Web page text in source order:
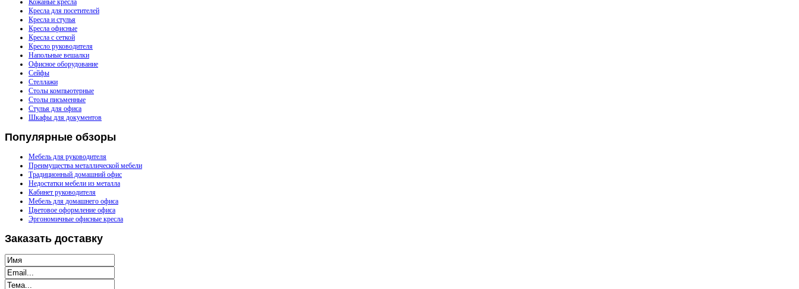
Кожаные кресла
Кресла для посетителей
Кресла и стулья
Кресла офисные
Кресла с сеткой
Кресло руководителя
Напольные вешалки
Офисное оборудование
Сейфы
Стеллажи
Столы компьютерные
Столы письменные
Стулья для офиса
Шкафы для документов
Популярные обзоры
Мебель для руководителя
Преимущества металлической мебели
Традиционный домашний офис
Недостатки мебели из металла
Кабинет руководителя
Мебель для домашнего офиса
Цветовое оформление офиса
Эргономичные офисные кресла
Заказать доставку